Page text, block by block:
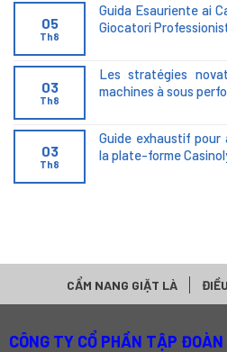
05
Th8
Guida Esauriente ai
Giocatori
03
Th8
Les stratégies
machines à sous
03
Th8
Guide exhaustif
la plate-forme
CẨM NANG GIẶT LÀ
CÔNG TY CỔ PHẦN TẬP ĐOÀN